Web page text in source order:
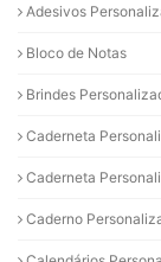
Adesivos
Bloco de Notas
Brindes
Caderneta
Caderneta
Caderno